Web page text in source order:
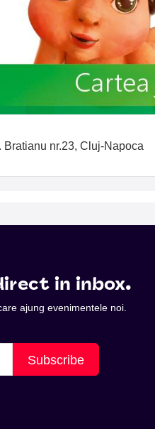
Bratianu nr.23, Cluj-Napoca
in inbox.
ajung evenimentele noi.
Subscribe